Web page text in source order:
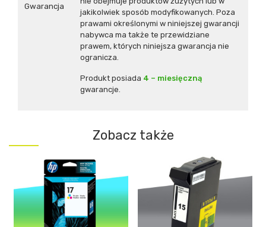
Gwarancja
jakikolwiek sposób modyfikowanych. Poza
prawami określonymi w niniejszej gwarancji
nabywca ma także te przewidziane
prawem, których niniejsza gwarancja nie
ogranicza.
Produkt posiada 4 – miesięczną
gwarancje.
Zobacz także